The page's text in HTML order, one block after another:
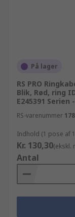
På lager
RS PRO
Blik, Rød, ring
E245391 Serien
RS-varenummer
Indhold (1 pose af
Kr. 130,30(ekskl.
Antal